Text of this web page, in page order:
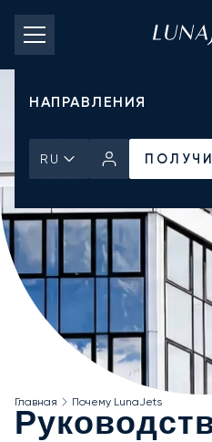
СТОИМОСТЬ ЧАРТЕРА
ЧАСТНЫЕ САМОЛЕТЫ
НАПРАВЛЕНИЯ
RU
Главная Почему LunaJets